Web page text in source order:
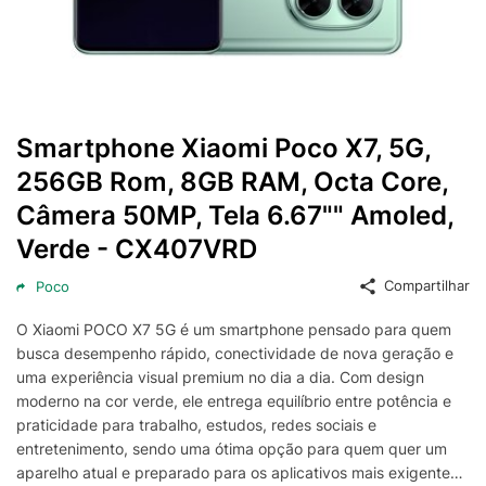
Smartphone Xiaomi Poco X7, 5G,
256GB Rom, 8GB RAM, Octa Core,
Câmera 50MP, Tela 6.67"" Amoled,
Verde - CX407VRD
Poco Compartilhar
O Xiaomi POCO X7 5G é um smartphone pensado para quem
busca desempenho rápido, conectividade de nova geração e
uma experiência visual premium no dia a dia. Com design
moderno na cor verde, ele entrega equilíbrio entre potência e
praticidade para trabalho, estudos, redes sociais e
entretenimento, sendo uma ótima opção para quem quer um
aparelho atual e preparado para os aplicativos mais exigentes.